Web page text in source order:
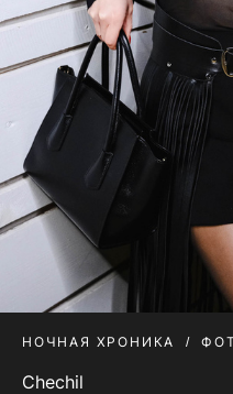
НОЧНАЯ ХРОНИКА
Chechil